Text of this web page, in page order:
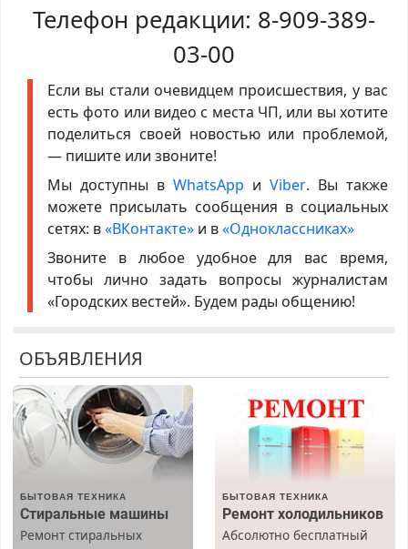
Телефон редакции: 8-909-389-
03-00
Если вы стали очевидцем происшествия, у вас
есть фото или видео с места ЧП, или вы хотите
поделиться своей новостью или проблемой,
— пишите или звоните!
Мы доступны в WhatsApp иViber. Вы также
можете присылать сообщения в социальных
сетях: в«ВКонтакте»и в«Одноклассниках»
Звоните в любое удобное для вас время,
чтобы лично задать вопросы журналистам
«Городских вестей». Будем рады общению!
ОБЪЯВЛЕНИЯ
БЫТОВАЯ ТЕХНИКА
Стиральные машины
Ремонт стиральных
БЫТОВАЯ ТЕХНИКА
Ремонт холодильников
Абсолютно бесплатный